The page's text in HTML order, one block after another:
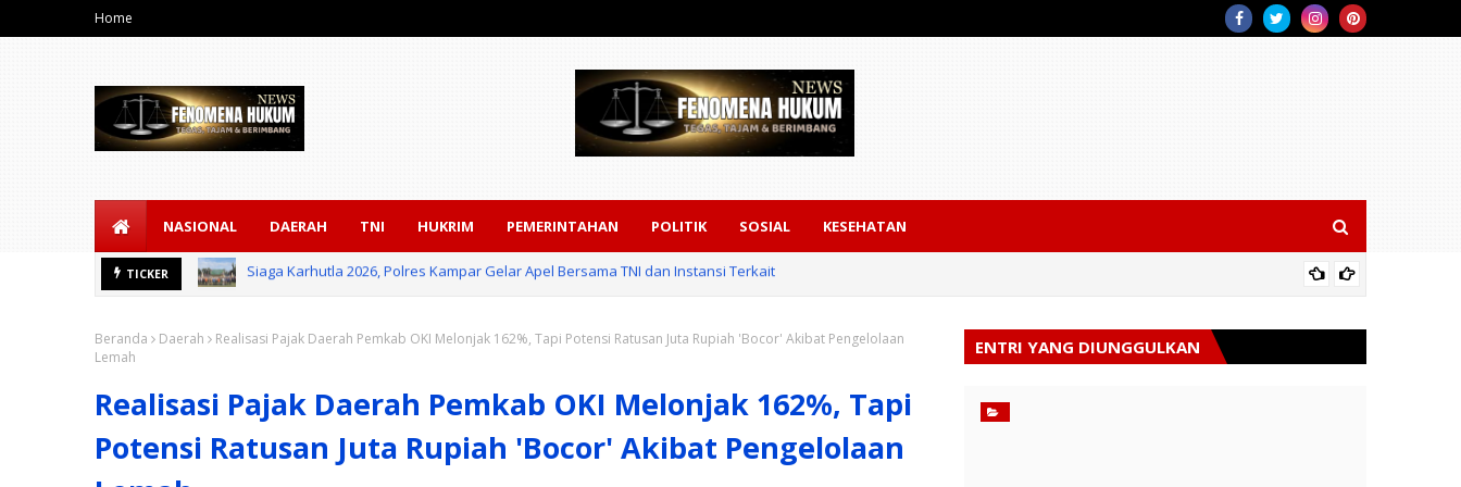
Home
NASIONAL DAERAH TNI HUKRIM PEMERINTAHAN POLITIK SOSIAL KESEHATAN
TICKER Bongkar Jaringan Narkoba, Polsek Kampar Tangkap Dua Pengedar, Amankan Sabu dan Pil Ekstasi
Beranda Daerah
Realisasi Pajak Daerah Pemkab OKI Melonjak 162%, Tapi Potensi Ratusan Juta Rupiah 'Bocor' Akibat Pengelolaan
Lemah
Realisasi Pajak Daerah Pemkab OKI Melonjak 162%, Tapi
Potensi Ratusan Juta Rupiah 'Bocor' Akibat Pengelolaan
ENTRI YANG DIUNGGULKAN